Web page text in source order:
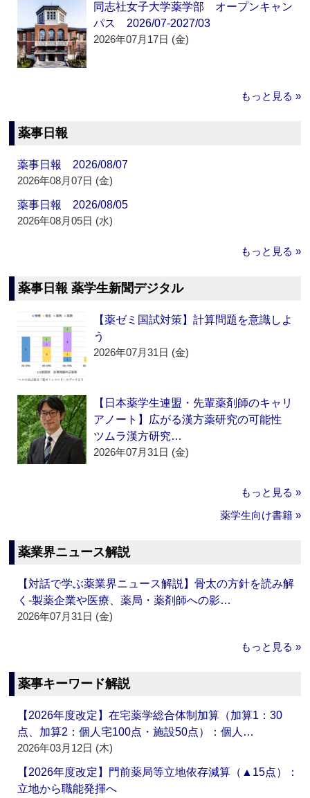
同志社女子大学薬学部 オープンキャン
パス 2026/07-2027/03
2026年07月17日 (金)
もっと見る »
薬事日報
薬事日報 2026/08/07
2026年08月07日 (金)
薬事日報 2026/08/05
2026年08月05日 (水)
もっと見る »
薬事日報 薬学生新聞デジタル
【薬ゼミ国試対策】計算問題を意識しよ
う
2026年07月31日 (金)
【日本薬学生連盟・先輩薬剤師のキャリ
アノート】広がる漢方薬研究の可能性
ツムラ漢方研究…
2026年07月31日 (金)
もっと見る »
薬学生向け書籍 »
薬業界ニュース解説
【対話で学ぶ薬業界ニュース解説】骨太の方針を読み解
く‐製薬企業や医療、薬局・薬剤師への影…
2026年07月31日 (金)
もっと見る »
薬事キーワード解説
【2026年度改定】在宅薬学総合体制加算（加算1：30
点、加算2：個人宅100点・施設50点）：個人…
2026年03月12日 (木)
【2026年度改定】門前薬局等立地依存減算（▲15点）：
立地から職能発揮へ